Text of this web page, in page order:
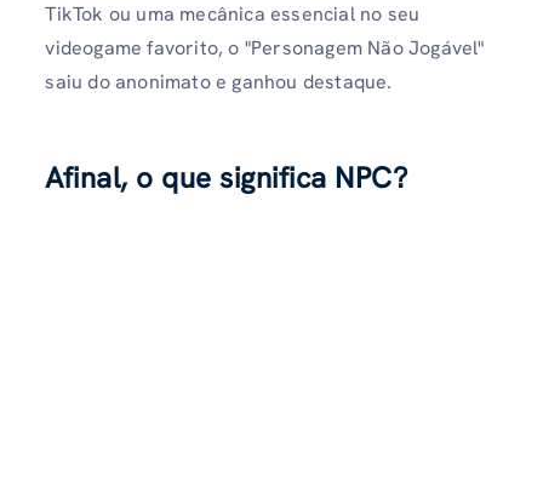
TikTok ou uma mecânica essencial no seu
videogame favorito, o "Personagem Não Jogável"
saiu do anonimato e ganhou destaque.
Afinal, o que significa NPC?